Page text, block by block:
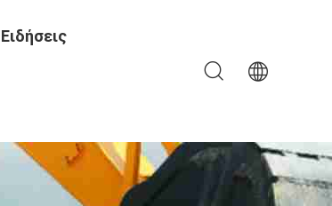
Ειδήσεις